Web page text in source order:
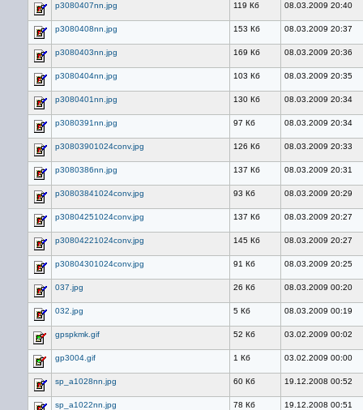
p3080407nn.jpg 119 Кб 08.03.2009 20:40
p3080408nn.jpg 153 Кб 08.03.2009 20:37
p3080403nn.jpg 169 Кб 08.03.2009 20:36
p3080404nn.jpg 103 Кб 08.03.2009 20:35
p3080401nn.jpg 130 Кб 08.03.2009 20:34
p3080391nn.jpg 97 Кб 08.03.2009 20:34
p30803901024conv.jpg 126 Кб 08.03.2009 20:33
p3080386nn.jpg 137 Кб 08.03.2009 20:31
p30803841024conv.jpg 93 Кб 08.03.2009 20:29
p30804251024conv.jpg 137 Кб 08.03.2009 20:27
p30804221024conv.jpg 145 Кб 08.03.2009 20:27
p30804301024conv.jpg 91 Кб 08.03.2009 20:25
037.jpg 26 Кб 08.03.2009 00:20
032.jpg 5 Кб 08.03.2009 00:19
gpspkmk.gif 52 Кб 03.02.2009 00:02
gp3004.gif 1 Кб 03.02.2009 00:00
sp_a1028nn.jpg 60 Кб 19.12.2008 00:52
sp_a1022nn.jpg 78 Кб 19.12.2008 00:51